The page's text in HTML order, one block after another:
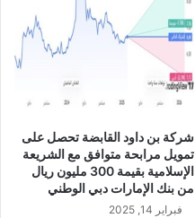
شركة بن داود القابضة تحصل على
تمويل مرابحة متوافق مع الشريعة
الإسلامية بقيمة 300 مليون ريال
من بنك الإمارات دبي الوطني
فبراير 14, 2025